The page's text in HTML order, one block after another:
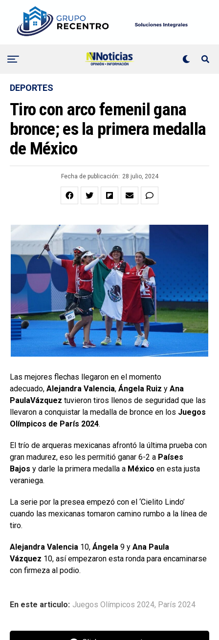
DEPORTES
Tiro con arco femenil gana
bronce; es la primera medalla
de México
Fecha de publicación: 28 julio, 2024
Las mejores flechas llegaron en el momento
adecuado, Alejandra Valencia, Ángela Ruiz y Ana
PaulaVázquez tuvieron tiros llenos de seguridad que las
llevaron a conquistar la medalla de bronce en los Juegos
Olímpicos de París 2024.
El trío de arqueras mexicanas afrontó la última prueba con
gran madurez, eso les permitió ganar 6-2 a Países
Bajos y darle la primera medalla a México en esta justa
veraniega.
La serie por la presea empezó con el ‘Cielito Lindo’
cuando las mexicanas tomaron camino rumbo a la línea de
tiro.
Alejandra Valencia 10, Ángela 9 y Ana Paula
Vázquez 10, así empezaron esta ronda para encaminarse
con firmeza al podio.
En este articulo: Juegos Olímpicos 2024, París 2024